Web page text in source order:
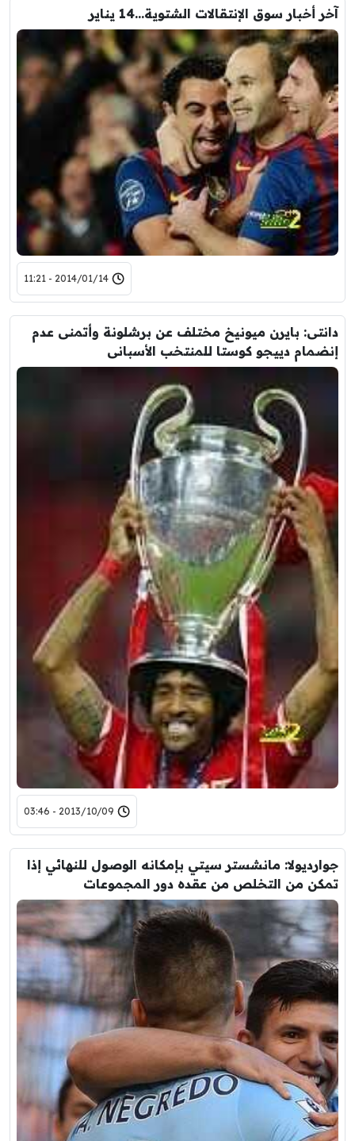
آخر أخبار سوق الإنتقالات الشتوية…14 يناير
2014/01/14 - 11:21
دانتى: بايرن ميونيخ مختلف عن برشلونة وأتمنى عدم
إنضمام دييجو كوستا للمنتخب الأسبانى
2013/10/09 - 03:46
جوارديولا: مانشستر سيتي بإمكانه الوصول للنهائي إذا
تمكن من التخلص من عقده دور المجموعات